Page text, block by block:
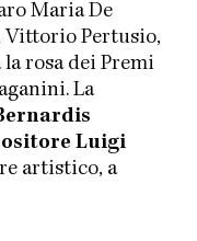
Maria De
Vittorio Pertusio,
rosa dei Premi
La
Luigi
artistico, a